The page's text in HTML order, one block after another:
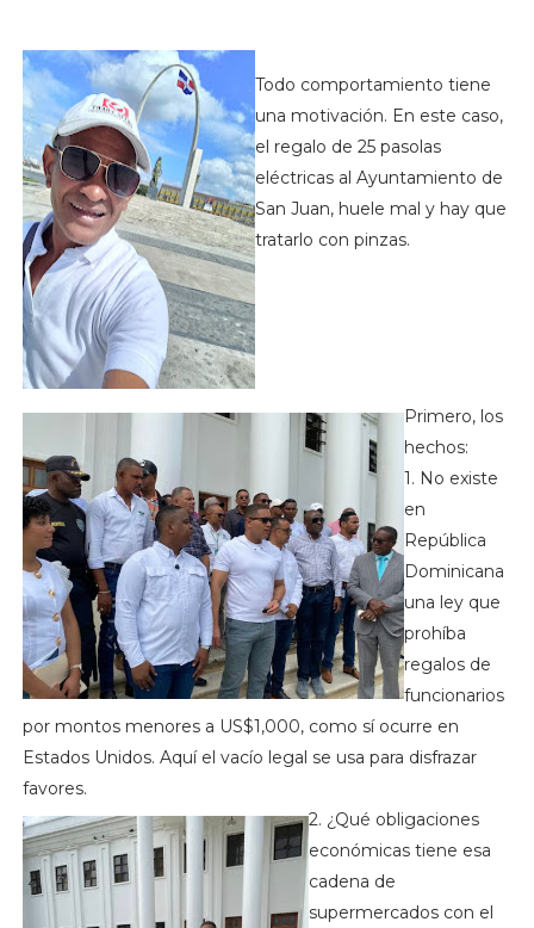
Todo comportamiento tiene
una motivación. En este caso,
el regalo de 25 pasolas
eléctricas al Ayuntamiento de
San Juan, huele mal y hay que
tratarlo con pinzas.
Primero, los
hechos:
1. No existe
en
República
Dominicana
una ley que
prohíba
regalos de
funcionarios
por montos menores a US$1,000, como sí ocurre en
Estados Unidos. Aquí el vacío legal se usa para disfrazar
favores.
2. ¿Qué obligaciones
económicas tiene esa
cadena de
supermercados con el